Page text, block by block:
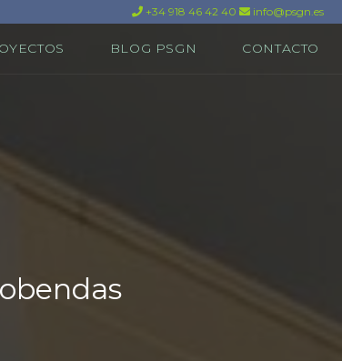
+34 918 46 42 40 info@psgn.es
BLOG PSGN CONTACTO